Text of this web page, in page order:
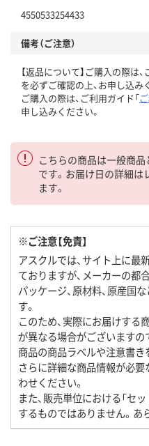
4550533254433
備考（ご注意）
【返品について】ご購入の際は
を必ずご確認の上、お申し込み
ご購入の際は、ご利用ガイド「
申し込みください。
こちらの商品は一般商
です。お届け日の詳細
ます。
※ご注意【免責】
アスクルでは、サイト上に最
ておりますが、メーカーの都合
パッケージ、原材料、原産国
す。
このため、実際にお届けする
が異なる場合がございますの
商品の商品ラベルや注意書き
さらに詳細な商品情報が必要
わせください。
また、販売単位における「セ
するものではありません。あ